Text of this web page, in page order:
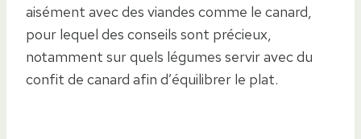
aisément avec des viandes comme le canard,
pour lequel des conseils sont précieux,
notamment sur quels légumes servir avec du
confit de canard afin d’équilibrer le plat.